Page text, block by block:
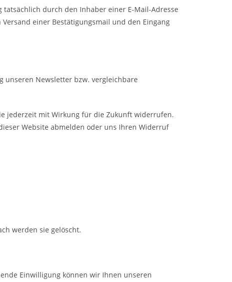
durch den Inhaber einer E-Mail-Adresse
einer Bestätigungsmail und den Eingang
unseren Newsletter bzw. vergleichbare
jederzeit mit Wirkung für die Zukunft widerrufen.
Website abmelden oder uns Ihren Widerruf
werden sie gelöscht.
Einwilligung können wir Ihnen unseren